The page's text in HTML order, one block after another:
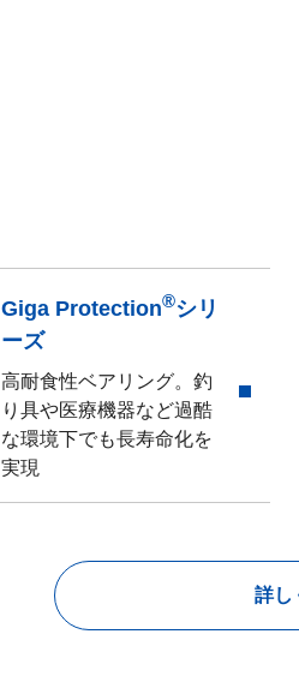
Giga Protection®シリ
ーズ
高耐食性ベアリング。釣
り具や医療機器など過酷
な環境下でも長寿命化を
実現
詳し